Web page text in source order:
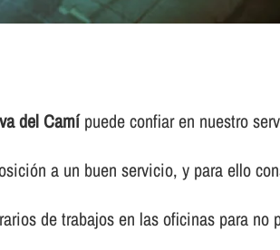
del Camípuede confiar en nuestro
a un buen servicio, y para ello
de trabajos en las oficinas para